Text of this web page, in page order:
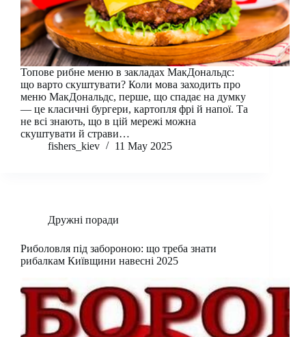
Топове рибне меню в закладах МакДональдс:
що варто скуштувати? Коли мова заходить про
меню МакДональдс, перше, що спадає на думку
— це класичні бургери, картопля фрі й напої. Та
не всі знають, що в цій мережі можна
скуштувати й страви…
fishers_kiev
11 May 2025
Дружні поради
Риболовля під забороною: що треба знати
рибалкам Київщини навесні 2025